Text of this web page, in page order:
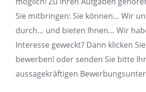
Sie mitbringen: Sie können… Wir
durch… und bieten Ihnen… Wir
Interesse geweckt? Dann klicken
bewerben! oder senden Sie bitte
aussagekräftigen